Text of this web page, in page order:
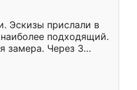
Эскизы прислали в
подходящий.
замера. Через 3
готова. Остались
Ренессанс
работу!